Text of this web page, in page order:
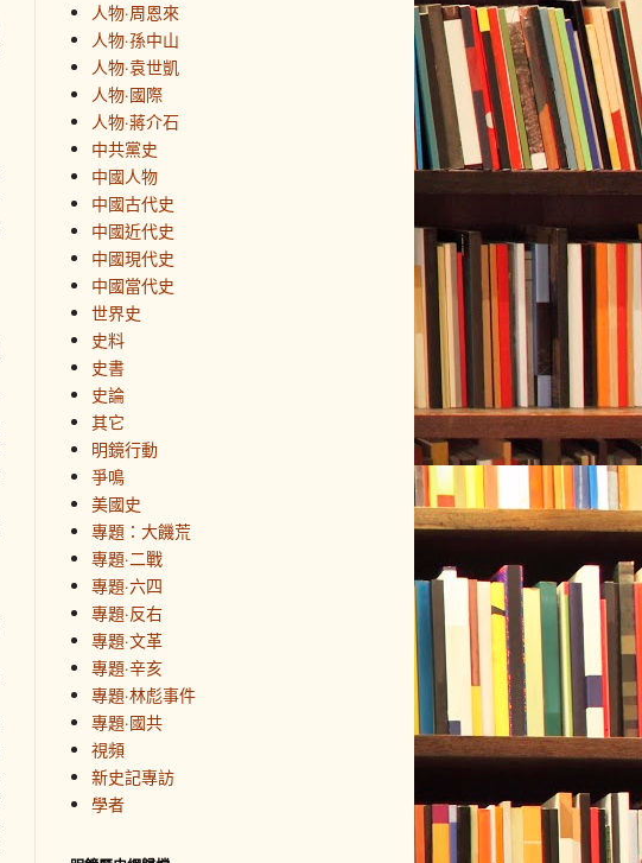
人物·周恩來
人物·孫中山
人物·袁世凱
人物·國際
人物·蔣介石
中共黨史
中國人物
中國古代史
中國近代史
中國現代史
中國當代史
世界史
史料
史書
史論
其它
明鏡行動
爭鳴
美國史
專題：大饑荒
專題·二戰
專題·六四
專題·反右
專題·文革
專題·辛亥
專題·林彪事件
專題·國共
視頻
新史記專訪
學者